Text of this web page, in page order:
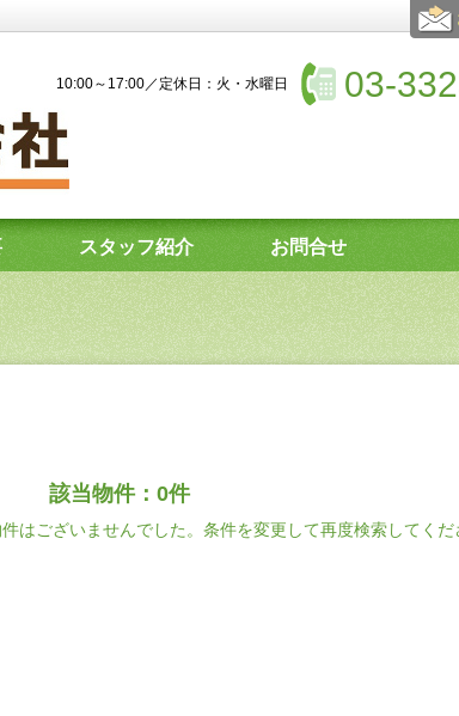
03-
10:00～17:00／定休日：火・水曜日
スタッフ紹介 お問合せ
該当物件：0件
はございませんでした。条件を変更して再度検索してくだ